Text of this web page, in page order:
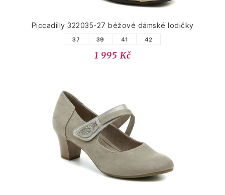
Piccadilly 322035-27 béžové dámské lodičky
37 39 41 42
1 995 Kč